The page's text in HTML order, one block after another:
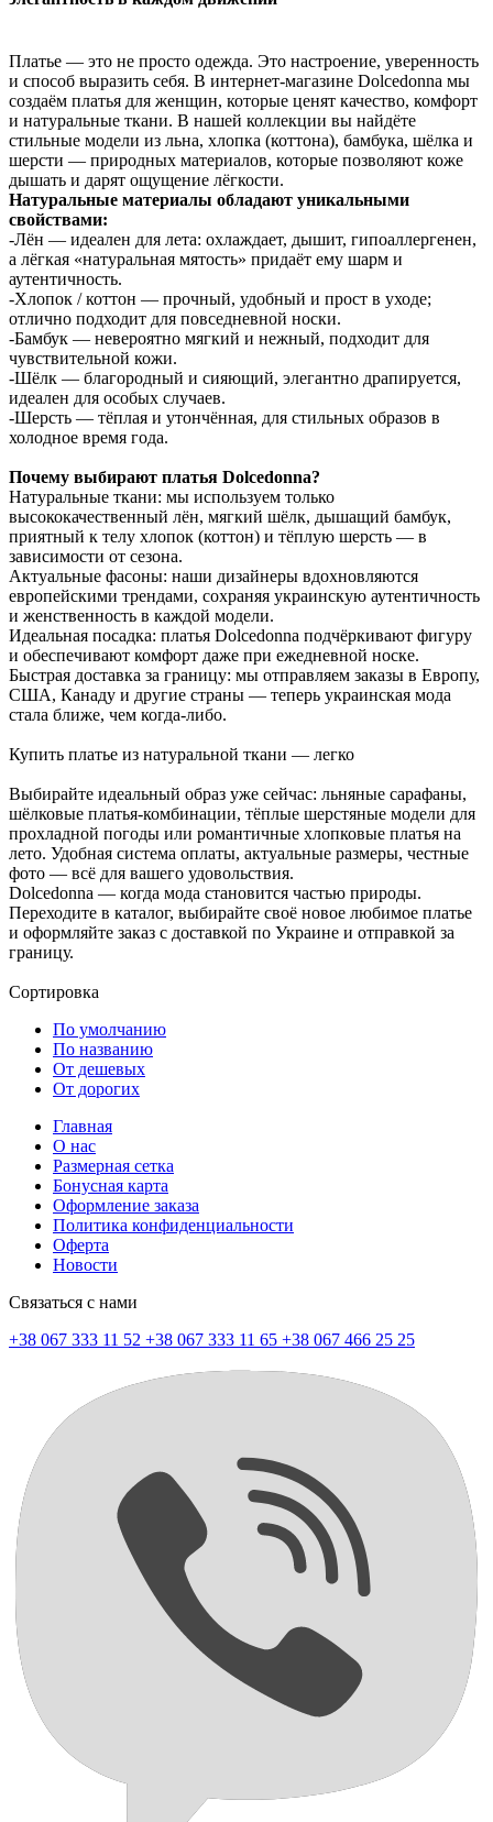
Платье — это не просто одежда. Это настроение, уверенность
и способ выразить себя. В интернет-магазине Dolcedonna мы
создаём платья для женщин, которые ценят качество, комфорт
и натуральные ткани. В нашей коллекции вы найдёте
стильные модели из льна, хлопка (коттона), бамбука, шёлка и
шерсти — природных материалов, которые позволяют коже
дышать и дарят ощущение лёгкости.
Натуральные материалы обладают уникальными
свойствами:
-Лён — идеален для лета: охлаждает, дышит, гипоаллергенен,
а лёгкая «натуральная мятость» придаёт ему шарм и
аутентичность.
-Хлопок / коттон — прочный, удобный и прост в уходе;
отлично подходит для повседневной носки.
-Бамбук — невероятно мягкий и нежный, подходит для
чувствительной кожи.
-Шёлк — благородный и сияющий, элегантно драпируется,
идеален для особых случаев.
-Шерсть — тёплая и утончённая, для стильных образов в
холодное время года.
Почему выбирают платья Dolcedonna?
Натуральные ткани: мы используем только
высококачественный лён, мягкий шёлк, дышащий бамбук,
приятный к телу хлопок (коттон) и тёплую шерсть — в
зависимости от сезона.
Актуальные фасоны: наши дизайнеры вдохновляются
европейскими трендами, сохраняя украинскую аутентичность
и женственность в каждой модели.
Идеальная посадка: платья Dolcedonna подчёркивают фигуру
и обеспечивают комфорт даже при ежедневной носке.
Быстрая доставка за границу: мы отправляем заказы в Европу,
США, Канаду и другие страны — теперь украинская мода
стала ближе, чем когда-либо.
Купить платье из натуральной ткани — легко
Выбирайте идеальный образ уже сейчас: льняные сарафаны,
шёлковые платья-комбинации, тёплые шерстяные модели для
прохладной погоды или романтичные хлопковые платья на
лето. Удобная система оплаты, актуальные размеры, честные
фото — всё для вашего удовольствия.
Dolcedonna — когда мода становится частью природы.
Переходите в каталог, выбирайте своё новое любимое платье
и оформляйте заказ с доставкой по Украине и отправкой за
границу.
Сортировка
По умолчанию
По названию
От дешевых
От дорогих
Главная
О нас
Размерная сетка
Бонусная карта
Оформление заказа
Политика конфиденциальности
Оферта
Новости
Связаться с нами
+38 067 333 11 52 +38 067 333 11 65 +38 067 466 25 25